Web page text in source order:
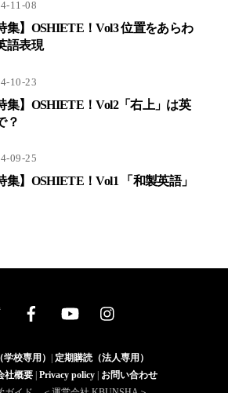
11-08
集】OSHIETE！Vol3 位置をあらわ
語表現
10-23
集】OSHIETE！Vol2「右上」は英
？
09-25
集】OSHIETE！Vol1 「和製英語」
校専用） | 定期購読（法人専用）
社概要| Privacy policy| お問い合わせ